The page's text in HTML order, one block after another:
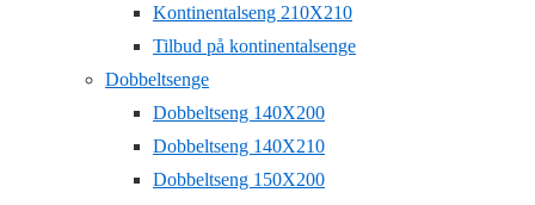
Kontinentalseng 210X210
Tilbud på kontinentalsenge
Dobbeltsenge
Dobbeltseng 140X200
Dobbeltseng 140X210
Dobbeltseng 150X200